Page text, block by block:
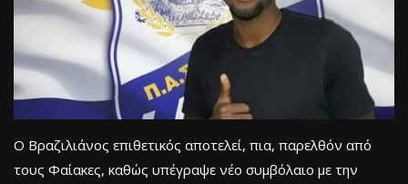
Ο Βραζιλιάνος επιθετικός αποτελεί, πια, παρελθόν από
τους Φαίακες, καθώς υπέγραψε νέο συμβόλαιο με την